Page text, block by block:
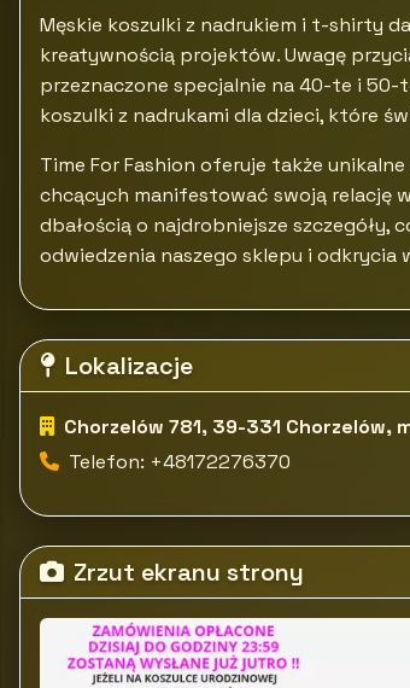
Męskie koszulki z nadrukiem i t-shirty
kreatywnością projektów. Uwagę
przeznaczone specjalnie na 40-te i 50-
koszulki z nadrukami dla dzieci, które
Time For Fashion oferuje także
chcących manifestować swoją relację
dbałością o najdrobniejsze szczegóły,
odwiedzenia naszego sklepu i
Lokalizacje
Chorzelów 781, 39-331 Chorzelów,
Telefon: +48172276370
Zrzut ekranu strony